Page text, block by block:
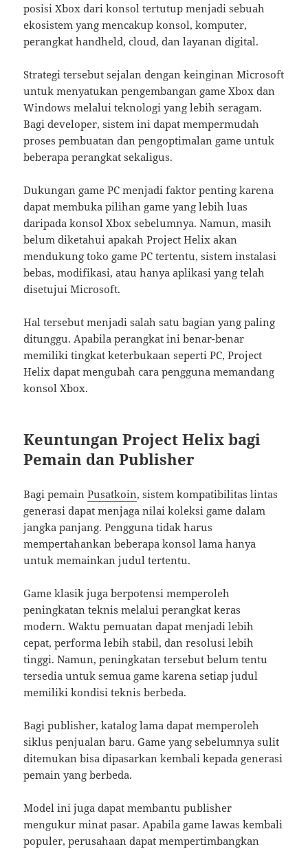
posisi Xbox dari konsol tertutup menjadi sebuah
ekosistem yang mencakup konsol, komputer,
perangkat handheld, cloud, dan layanan digital.
Strategi tersebut sejalan dengan keinginan Microsoft
untuk menyatukan pengembangan game Xbox dan
Windows melalui teknologi yang lebih seragam.
Bagi developer, sistem ini dapat mempermudah
proses pembuatan dan pengoptimalan game untuk
beberapa perangkat sekaligus.
Dukungan game PC menjadi faktor penting karena
dapat membuka pilihan game yang lebih luas
daripada konsol Xbox sebelumnya. Namun, masih
belum diketahui apakah Project Helix akan
mendukung toko game PC tertentu, sistem instalasi
bebas, modifikasi, atau hanya aplikasi yang telah
disetujui Microsoft.
Hal tersebut menjadi salah satu bagian yang paling
ditunggu. Apabila perangkat ini benar-benar
memiliki tingkat keterbukaan seperti PC, Project
Helix dapat mengubah cara pengguna memandang
konsol Xbox.
Keuntungan Project Helix bagi
Pemain dan Publisher
Bagi pemainPusatkoin, sistem kompatibilitas lintas
generasi dapat menjaga nilai koleksi game dalam
jangka panjang. Pengguna tidak harus
mempertahankan beberapa konsol lama hanya
untuk memainkan judul tertentu.
Game klasik juga berpotensi memperoleh
peningkatan teknis melalui perangkat keras
modern. Waktu pemuatan dapat menjadi lebih
cepat, performa lebih stabil, dan resolusi lebih
tinggi. Namun, peningkatan tersebut belum tentu
tersedia untuk semua game karena setiap judul
memiliki kondisi teknis berbeda.
Bagi publisher, katalog lama dapat memperoleh
siklus penjualan baru. Game yang sebelumnya sulit
ditemukan bisa dipasarkan kembali kepada generasi
pemain yang berbeda.
Model ini juga dapat membantu publisher
mengukur minat pasar. Apabila game lawas kembali
populer, perusahaan dapat mempertimbangkan